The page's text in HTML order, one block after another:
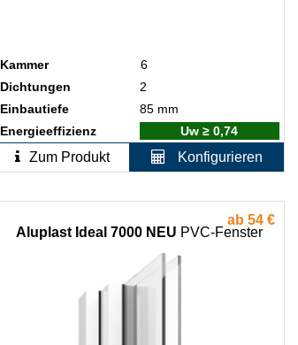
Kammer
6
Dichtungen
2
Einbautiefe
85 mm
Energieeffizienz
Uw ≥ 0,74
Zum Produkt Konfigurieren
ab 54 €
Aluplast Ideal 7000 NEU PVC-Fenster